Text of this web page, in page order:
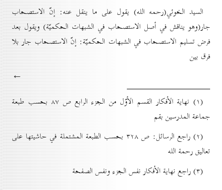
السيد الخوئي(رحمه الله) يقول على ما ينقل عنه: إنّ الاستصحاب
جار(وهو يناقش في أصل الاستصحاب في الشبهات الحكميّة) ويقول بعد
فرض تسليم الاستصحاب في الشبهات الحكميّة: إنّ الاستصحاب جار بلا
فرق بين
←
(۱) نهاية الأفكار القسم الأوّل من الجزء الرابع ص ۸۷ بحسب طبعة
جماعة المدرسين بقم
(۲) راجع الرسائل: ص ۳۲۸ بحسب الطبعة المشتملة في حاشيتها على
تعاليق رحمة الله
(۳) راجع نهاية الأفكار نفس الجزء ونفس الصفحة